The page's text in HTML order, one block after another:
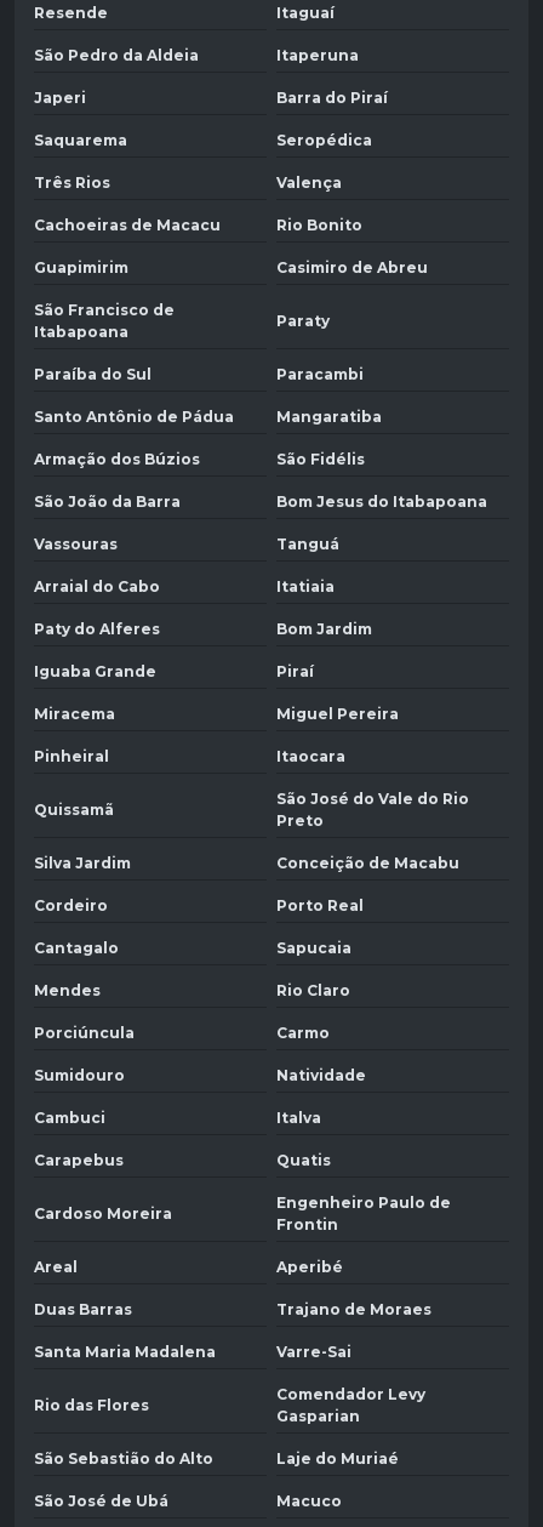
Resende Itaguaí
São Pedro da Aldeia Itaperuna
Japeri Barra do Piraí
Saquarema Seropédica
Três Rios Valença
Cachoeiras de Macacu Rio Bonito
Guapimirim Casimiro de Abreu
São Francisco de
Itabapoana
Paraty
Paraíba do Sul Paracambi
Santo Antônio de Pádua Mangaratiba
Armação dos Búzios São Fidélis
São João da Barra Bom Jesus do Itabapoana
Vassouras Tanguá
Arraial do Cabo Itatiaia
Paty do Alferes Bom Jardim
Iguaba Grande Piraí
Miracema Miguel Pereira
Pinheiral Itaocara
Quissamã
São José do Vale do Rio
Preto
Silva Jardim Conceição de Macabu
Cordeiro Porto Real
Cantagalo Sapucaia
Mendes Rio Claro
Porciúncula Carmo
Sumidouro Natividade
Cambuci Italva
Carapebus Quatis
Cardoso Moreira
Engenheiro Paulo de
Frontin
Areal Aperibé
Duas Barras Trajano de Moraes
Santa Maria Madalena Varre-Sai
Rio das Flores
Comendador Levy
Gasparian
São Sebastião do Alto Laje do Muriaé
São José de Ubá Macuco